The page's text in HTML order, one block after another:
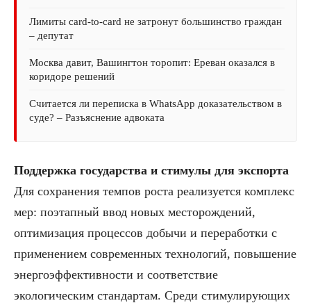
Лимиты card-to-card не затронут большинство граждан
– депутат
Москва давит, Вашингтон торопит: Ереван оказался в
коридоре решений
Считается ли переписка в WhatsApp доказательством в
суде? – Разъяснение адвоката
Поддержка государства и стимулы для экспорта
Для сохранения темпов роста реализуется комплекс
мер: поэтапный ввод новых месторождений,
оптимизация процессов добычи и переработки с
применением современных технологий, повышение
энергоэффективности и соответствие
экологическим стандартам. Среди стимулирующих